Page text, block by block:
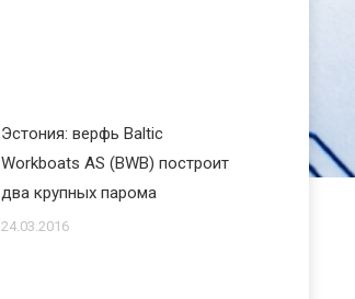
Эстония: верфь Baltic
Workboats AS (BWB) построит
два крупных парома
24.03.2016